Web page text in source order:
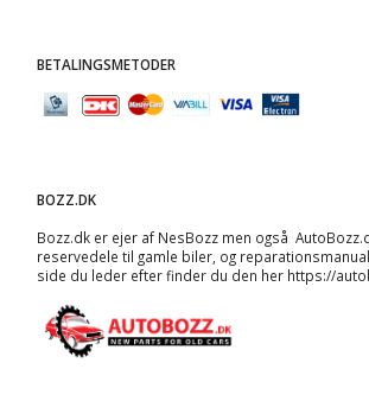
BETALINGSMETODER
BOZZ.DK
Bozz.dk er ejer af NesBozz men også
reservedele til gamle biler, og
side du leder efter finder du den her https://